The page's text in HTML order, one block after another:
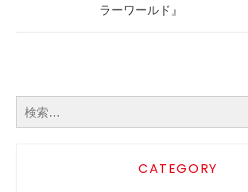
ラーワールド』
CATEGORY